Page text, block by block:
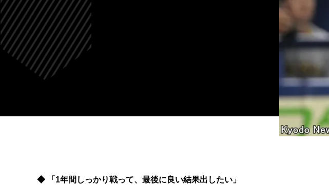
◆ 「1年間しっかり戦って、最後に良い結果出したい」